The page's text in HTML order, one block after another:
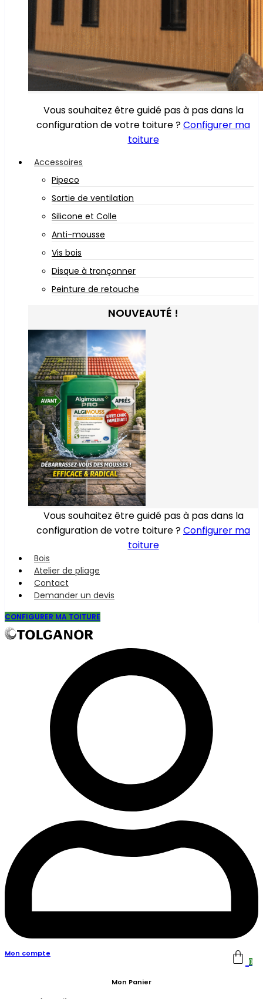
Vous souhaitez être guidé pas à pas dans la
configuration de votre toiture ?Configurer ma
toiture
Accessoires
Pipeco
Sortie de ventilation
Silicone et Colle
Anti-mousse
Vis bois
Disque à tronçonner
Peinture de retouche
NOUVEAUTÉ !
Vous souhaitez être guidé pas à pas dans la
configuration de votre toiture ?Configurer ma
toiture
Bois
Atelier de pliage
Contact
Demander un devis
CONFIGURER MA TOITURE
Mon compte
0
Mon Panier